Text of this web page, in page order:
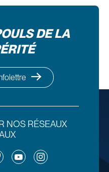
DE LA
NOS RÉSEAUX
YouTubeInstagram